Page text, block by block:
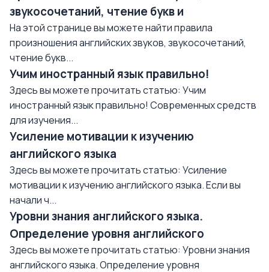
звукосочетаний, чтение букв и
На этой странице вы можете найти правила
произношения английских звуков, звукосочетаний,
чтение букв...
Учим иностранный язык правильно!
Здесь вы можете прочитать статью: Учим
иностранный язык правильно! Современных средств
для изучения...
Усиление мотивации к изучению
английского языка
Здесь вы можете прочитать статью: Усиление
мотивации к изучению английского языка. Если вы
начали ч...
Уровни знания английского языка.
Определение уровня английского
Здесь вы можете прочитать статью: Уровни знания
английского языка. Определение уровня